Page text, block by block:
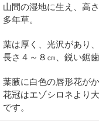
山間の湿地に生え、高
多年草。
葉は厚く、光沢があり
長さ４～８㎝、鋭い鋸歯
葉腋に白色の唇形花が
花冠はエゾシロネより
です。